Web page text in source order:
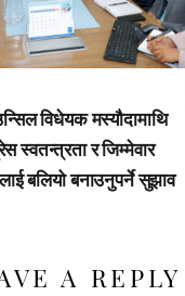
विधेयक मस्यौदामाथि
स्वतन्त्रता र जिम्मेवार
बलियो बनाउनुपर्ने सुझाव
A REPLY